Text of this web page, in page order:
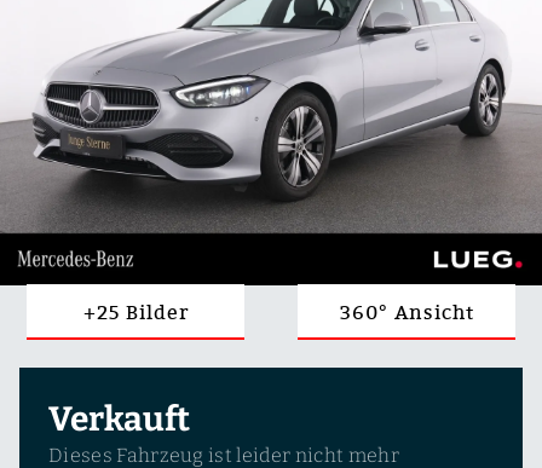
+25 Bilder 360° Ansicht
Verkauft
Dieses Fahrzeug ist leider nicht mehr